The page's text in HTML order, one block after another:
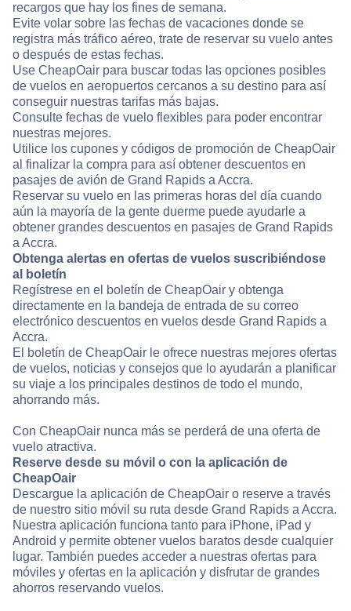
recargos que hay los fines de semana.
Evite volar sobre las fechas de vacaciones donde se
registra más tráfico aéreo, trate de reservar su vuelo antes
o después de estas fechas.
Use CheapOair para buscar todas las opciones posibles
de vuelos en aeropuertos cercanos a su destino para así
conseguir nuestras tarifas más bajas.
Consulte fechas de vuelo flexibles para poder encontrar
nuestras mejores.
Utilice los cupones y códigos de promoción de CheapOair
al finalizar la compra para así obtener descuentos en
pasajes de avión de Grand Rapids a Accra.
Reservar su vuelo en las primeras horas del día cuando
aún la mayoría de la gente duerme puede ayudarle a
obtener grandes descuentos en pasajes de Grand Rapids
a Accra.
Obtenga alertas en ofertas de vuelos suscribiéndose
al boletín
Regístrese en el boletín de CheapOair y obtenga
directamente en la bandeja de entrada de su correo
electrónico descuentos en vuelos desde Grand Rapids a
Accra.
El boletín de CheapOair le ofrece nuestras mejores ofertas
de vuelos, noticias y consejos que lo ayudarán a planificar
su viaje a los principales destinos de todo el mundo,
ahorrando más.
Con CheapOair nunca más se perderá de una oferta de
vuelo atractiva.
Reserve desde su móvil o con la aplicación de
CheapOair
Descargue la aplicación de CheapOair o reserve a través
de nuestro sitio móvil su ruta desde Grand Rapids a Accra.
Nuestra aplicación funciona tanto para iPhone, iPad y
Android y permite obtener vuelos baratos desde cualquier
lugar. También puedes acceder a nuestras ofertas para
móviles y ofertas en la aplicación y disfrutar de grandes
ahorros reservando vuelos.